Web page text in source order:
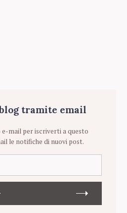
tramite email
mail per iscriverti a questo
le notifiche di nuovi post.